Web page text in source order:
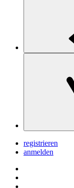
registrieren
anmelden